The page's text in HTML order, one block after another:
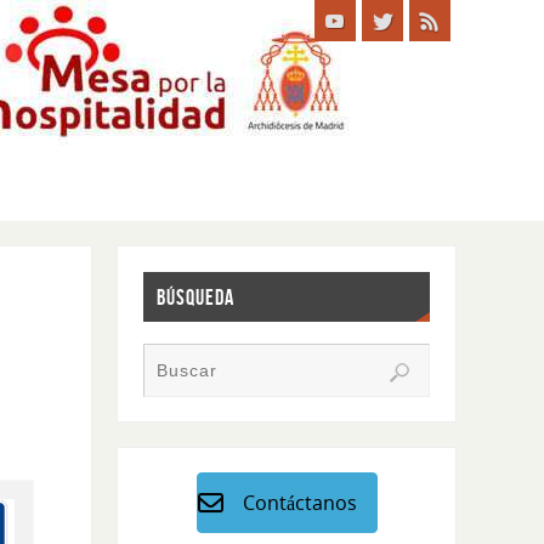
BÚSQUEDA
Contáctanos